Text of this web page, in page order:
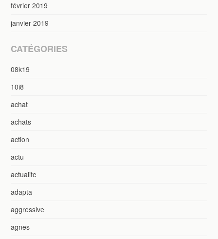
février 2019
janvier 2019
CATÉGORIES
08k19
10i8
achat
achats
action
actu
actualite
adapta
aggressive
agnes